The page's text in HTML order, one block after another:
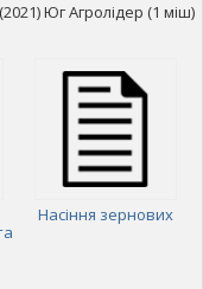
Юг Агролідер (1 міш)
Насіння зернових